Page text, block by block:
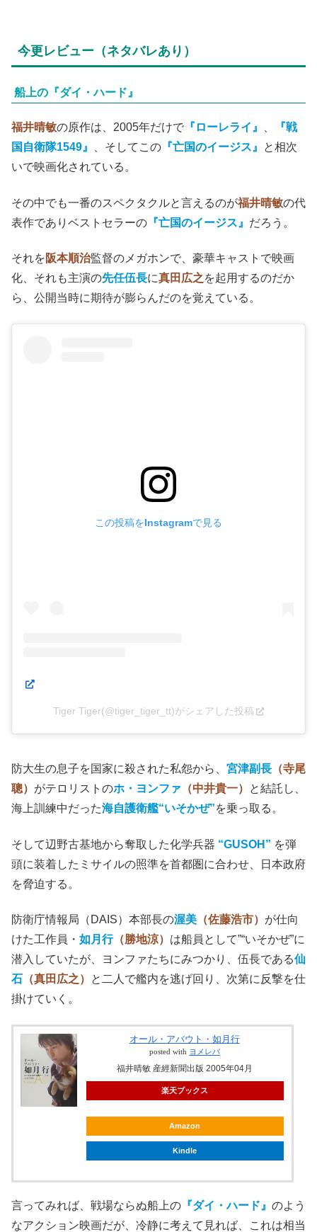
今更レビュー（ネタバレあり）
船上の『ダイ・ハード』
福井晴敏の原作は、2005年だけで 『ローレライ』 、
『戦
国自衛隊1549』
、そしてこの 『亡国のイージス』
と相次
いで映画化されている。
その中でも一番のスペクタクルと言えるのが福井晴敏の代
表作でありベストセラーの 『亡国のイージス』 だろう。
それを阪本順治監督のメガホンで、豪華キャストで映画
化、それも主演の先任伍長に真田広之を起用するのだか
ら、公開当時に期待が膨らんだのを覚えている。
この投稿をInstagramで見る
Tiger Tiger(@tiger_tiger_tt)がシェアした投稿
防大生の息子を国家に殺された私怨から、 宮津副長 （寺尾
聰） がテロリストのホ・ヨンファ （中井貴一）
と結託し、
海上訓練中だった海自護衛艦“いそかぜ”を乗っ取る。
そして辺野古基地から奪取した化学兵器 “GUSOH” を弾
頭に装着したミサイルの照準を首都圏に合わせ、日本政府
を脅迫する。
防衛庁情報局（DAIS）本部長の渥美 （佐藤浩市） が仕向
けた工作員・ 如月行（勝地涼） は船員として”“いそかぜ”に
潜入していたが、ヨンファたちにみつかり、伍長である仙
石 （真田広之）
と二人で艦内を逃げ回り、次第に反撃を仕
掛けていく。
オール・アバウト・如月行
posted with ヨメレバ
福井晴敏 産經新聞出版 2005年04月
楽天ブックス
Amazon
Kindle
言ってみれば、戦場ならぬ船上の 『ダイ・ハード』 のよう
なアクション映画だが、冷静に考えて見れば、これは相当